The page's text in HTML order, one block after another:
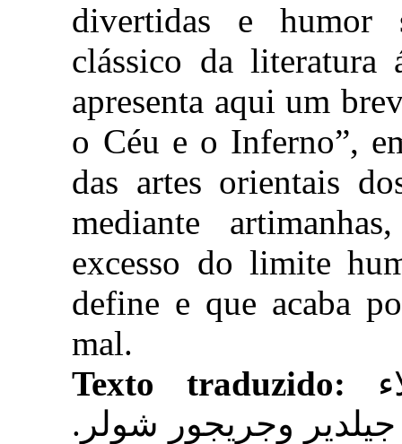
divertidas e humor
clássico da literatura
apresenta aqui um
o Céu e o Inferno”,
das artes orientais
mediante
excesso do limite
define e que acaba
mal.
Texto traduzido:
وجريجور شولر.